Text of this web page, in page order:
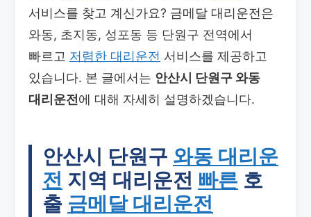
서비스를 찾고 계신가요? 금메달 대리운전은
와동, 초지동, 성포동 등 단원구 전역에서
빠르고 저렴한 대리운전 서비스를 제공하고
있습니다. 본 글에서는 안산시 단원구 와동
대리운전 에 대해 자세히 설명하겠습니다.
안산시 단원구 와동 대리운
전 지역 대리운전 빠른 호
출 금메달 대리운전